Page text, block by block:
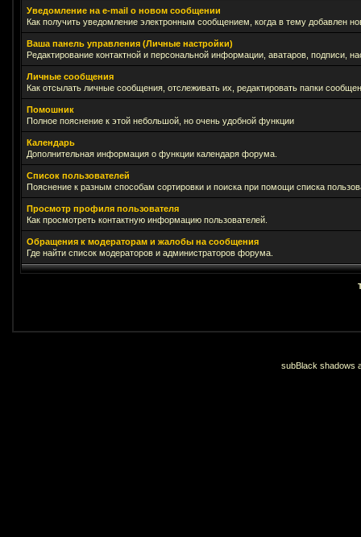
Уведомление на е-mail о новом сообщении
Как получить уведомление электронным сообщением, когда в тему добавлен
Ваша панель управления (Личные настройки)
Редактирование контактной и персональной информации, аватаров, подписи,
Личные сообщения
Как отсылать личные сообщения, отслеживать их, редактировать папки
Помошник
Полное пояснение к этой небольшой, но очень удобной функции
Календарь
Дополнительная информация о функции календаря форума.
Список пользователей
Пояснение к разным способам сортировки и поиска при помощи списка
Просмотр профиля пользователя
Как просмотреть контактную информацию пользователей.
Обращения к модераторам и жалобы на сообщения
Где найти список модераторов и администраторов форума.
subBlack shadows